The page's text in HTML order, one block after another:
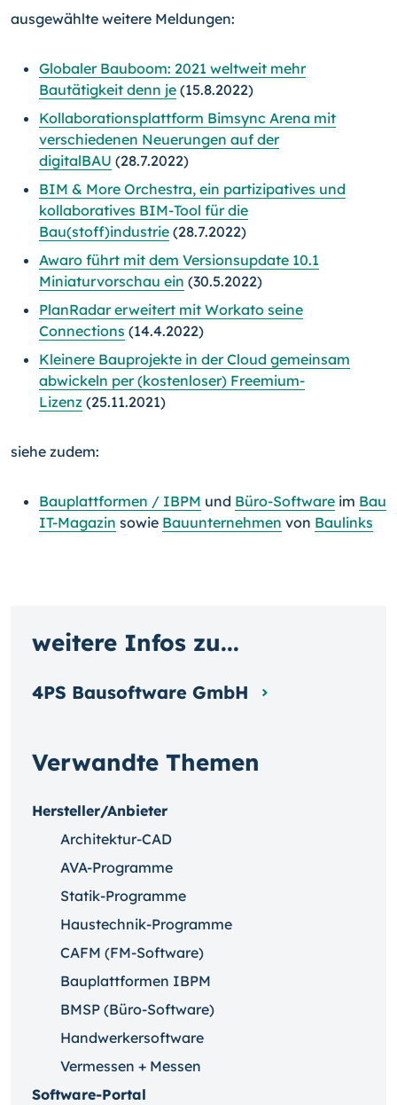
ausgewählte weitere Meldungen:
Globaler Bauboom: 2021 weltweit mehr
Bautätigkeit denn je (15.8.2022)
Kollaborationsplattform Bimsync Arena mit
verschiedenen Neuerungen auf der
digitalBAU (28.7.2022)
BIM & More Orchestra, ein partizipatives und
kollaboratives BIM-Tool für die
Bau(stoff)industrie (28.7.2022)
Awaro führt mit dem Versionsupdate 10.1
Miniaturvorschau ein (30.5.2022)
PlanRadar erweitert mit Workato seine
Connections (14.4.2022)
Kleinere Bauprojekte in der Cloud gemeinsam
abwickeln per (kostenloser) Freemium-
Lizenz (25.11.2021)
siehe zudem:
Bauplattformen / IBPM und Büro-Software im Bau
IT-Magazin sowie Bauunternehmen von Baulinks
Verwandte Themen
Hersteller/Anbieter
Architektur-CAD
AVA-Programme
Statik-Programme
Haustechnik-Programme
CAFM (FM-Software)
Bauplattformen IBPM
BMSP (Büro-Software)
Handwerkersoftware
Vermessen + Messen
Software-Portal
weitere Infos zu...
4PS Bausoftware GmbH